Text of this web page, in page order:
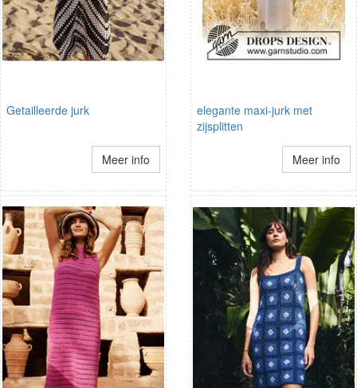
Getailleerde jurk
Meer info
elegante maxi-jurk met
zijsplitten
Meer info